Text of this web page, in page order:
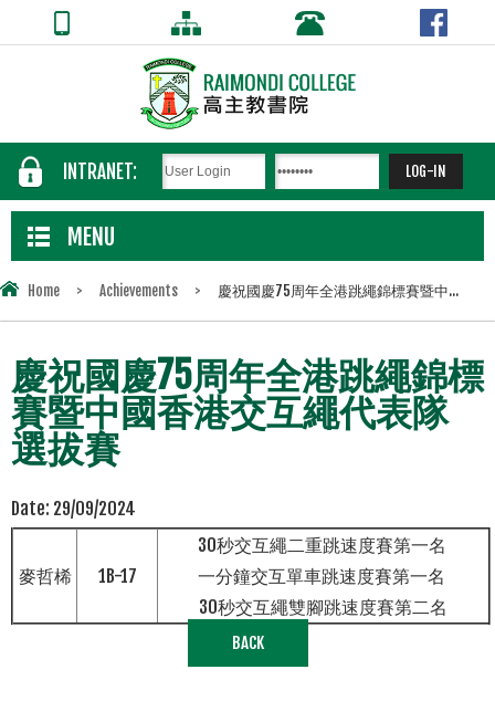
INTRANET:
MENU
Home > Achievements > 慶祝國慶75周年全港跳繩錦標賽暨中...
慶祝國慶75周年全港跳繩錦標
賽暨中國香港交互繩代表隊
選拔賽
Date: 29/09/2024
麥哲桸 1B-17
30秒交互繩二重跳速度賽第一名
一分鐘交互單車跳速度賽第一名
30秒交互繩雙腳跳速度賽第二名
BACK